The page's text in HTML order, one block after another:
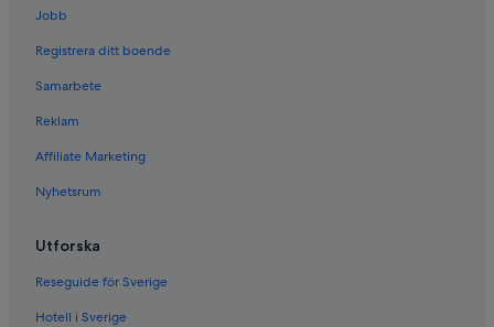
Jobb
Registrera ditt boende
Samarbete
Reklam
Affiliate Marketing
Nyhetsrum
Utforska
Reseguide för Sverige
Hotell i Sverige